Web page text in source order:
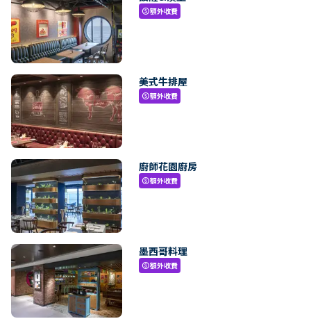
paid額外收費
美式牛排屋
paid額外收費
廚師花園廚房
paid額外收費
墨西哥料理
paid額外收費